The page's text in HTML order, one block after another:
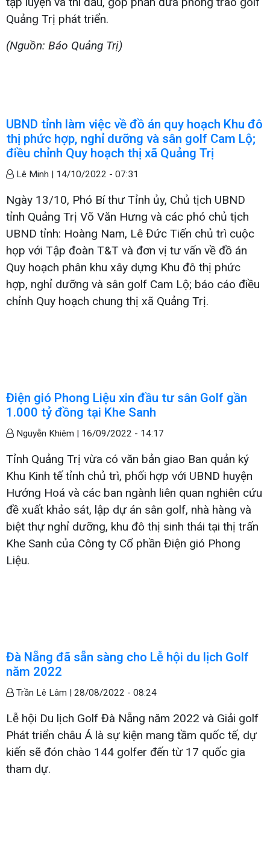
Quảng Trị phát triển.
(Nguồn: Báo Quảng Trị)
UBND tỉnh làm việc về đồ án quy hoạch Khu đô
thị phức hợp, nghỉ dưỡng và sân golf Cam Lộ;
điều chỉnh Quy hoạch thị xã Quảng Trị
Lê Minh | 14/10/2022 - 07:31
Ngày 13/10, Phó Bí thư Tỉnh ủy, Chủ tịch UBND
tỉnh Quảng Trị Võ Văn Hưng và các phó chủ tịch
UBND tỉnh: Hoàng Nam, Lê Đức Tiến chủ trì cuộc
họp với Tập đoàn T&T và đơn vị tư vấn về đồ án
Quy hoạch phân khu xây dựng Khu đô thị phức
hợp, nghỉ dưỡng và sân golf Cam Lộ; báo cáo điều
chỉnh Quy hoạch chung thị xã Quảng Trị.
Điện gió Phong Liệu xin đầu tư sân Golf gần
1.000 tỷ đồng tại Khe Sanh
Nguyễn Khiêm | 16/09/2022 - 14:17
Tỉnh Quảng Trị vừa có văn bản giao Ban quản ký
Khu Kinh tế tỉnh chủ trì, phối hợp với UBND huyện
Hướng Hoá và các ban ngành liên quan nghiên cứu
đề xuất khảo sát, lập dự án sân golf, nhà hàng và
biệt thự nghỉ dưỡng, khu đô thị sinh thái tại thị trấn
Khe Sanh của Công ty Cổ phần Điện gió Phong
Liệu.
Đà Nẵng đã sẵn sàng cho Lễ hội du lịch Golf
năm 2022
Trần Lê Lâm | 28/08/2022 - 08:24
Lễ hội Du lịch Golf Đà Nẵng năm 2022 và Giải golf
Phát triển châu Á là sự kiện mang tầm quốc tế, dự
kiến sẽ đón chào 144 golfer đến từ 17 quốc gia
tham dự.